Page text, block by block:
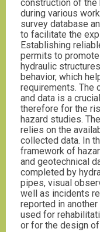
construction of
during various
survey database
to facilitate the
Establishing
permits to
hydraulic
behavior, which
requirements. The
and data is a
therefore for the
hazard studies.
relies on the
collected data. In
framework of
and geotechnical
completed by
pipes, visual
well as incidents
reported in
used for
or for the design